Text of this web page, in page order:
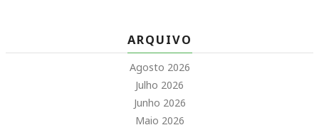
ARQUIVO
Agosto 2026
Julho 2026
Junho 2026
Maio 2026